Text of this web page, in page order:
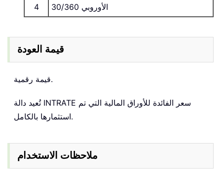
4
الأوروبي 30/360
قيمة العودة
قيمة رقمية.
تُعيد دالة INTRATE سعر الفائدة للأوراق المالية التي تم
استثمارها بالكامل.
ملاحظات الاستخدام